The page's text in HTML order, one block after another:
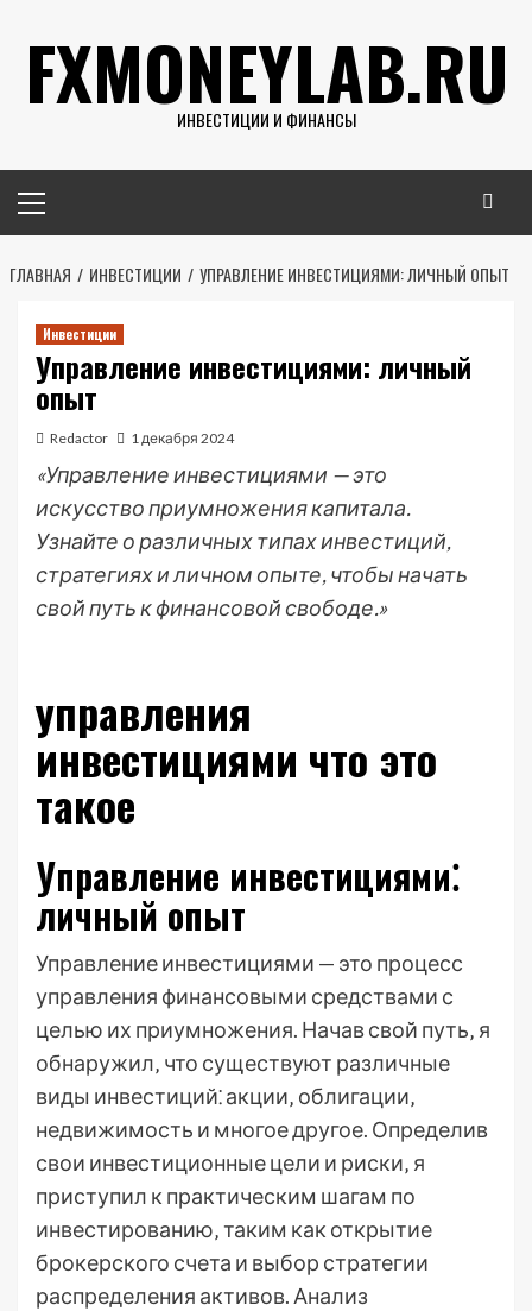
содержимому
FXMONEYLAB.RU
ИНВЕСТИЦИИ И ФИНАНСЫ
меню
ГЛАВНАЯ ИНВЕСТИЦИИ УПРАВЛЕНИЕ ИНВЕСТИЦИЯМИ: ЛИЧНЫЙ ОПЫТ
Инвестиции
Управление инвестициями: личный
опыт
Redactor 1 декабря 2024
«Управление инвестициями — это
искусство приумножения капитала.
Узнайте о различных типах инвестиций,
стратегиях и личном опыте, чтобы начать
свой путь к финансовой свободе.»
управления
инвестициями что это
такое
Управление инвестициями⁚
личный опыт
Управление инвестициями — это процесс
управления финансовыми средствами с
целью их приумножения. Начав свой путь‚ я
обнаружил‚ что существуют различные
виды инвестиций⁚ акции‚ облигации‚
недвижимость и многое другое. Определив
свои инвестиционные цели и риски‚ я
приступил к практическим шагам по
инвестированию‚ таким как открытие
брокерского счета и выбор стратегии
распределения активов. Анализ